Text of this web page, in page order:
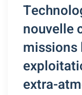
nouvelle
missions
extra-